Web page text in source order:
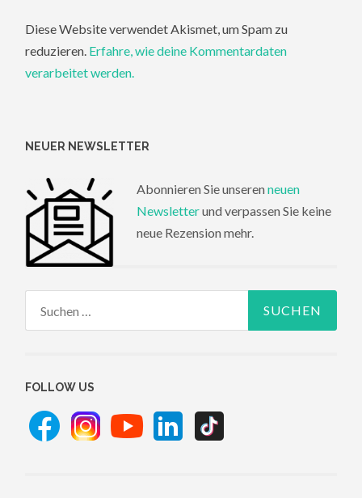
Diese Website verwendet Akismet, um Spam zu
reduzieren. Erfahre, wie deine Kommentardaten
verarbeitet werden.
NEUER NEWSLETTER
Abonnieren Sie unseren neuen
Newsletterund verpassen Sie keine
neue Rezension mehr.
FOLLOW US